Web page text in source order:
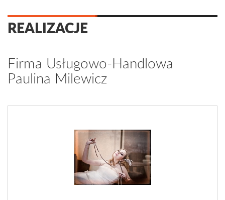
REALIZACJE
Firma Usługowo-Handlowa
Paulina Milewicz